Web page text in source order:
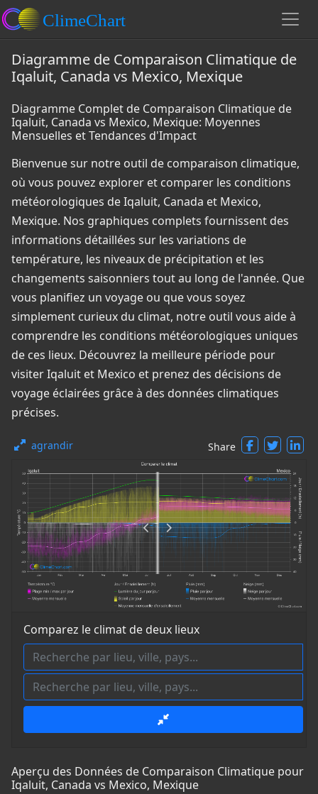
Diagramme de Comparaison Climatique de
Iqaluit, Canada vs Mexico, Mexique
Diagramme Complet de Comparaison Climatique de
Iqaluit, Canada vs Mexico, Mexique: Moyennes
Mensuelles et Tendances d'Impact
Bienvenue sur notre outil de comparaison climatique,
où vous pouvez explorer et comparer les conditions
météorologiques de Iqaluit, Canada et Mexico,
Mexique. Nos graphiques complets fournissent des
informations détaillées sur les variations de
température, les niveaux de précipitation et les
changements saisonniers tout au long de l'année. Que
vous planifiez un voyage ou que vous soyez
simplement curieux du climat, notre outil vous aide à
comprendre les conditions météorologiques uniques
de ces lieux. Découvrez la meilleure période pour
visiter Iqaluit et Mexico et prenez des décisions de
voyage éclairées grâce à des données climatiques
précises.
agrandir Share
Comparez le climat de deux lieux
Aperçu des Données de Comparaison Climatique pour
Iqaluit, Canada vs Mexico, Mexique